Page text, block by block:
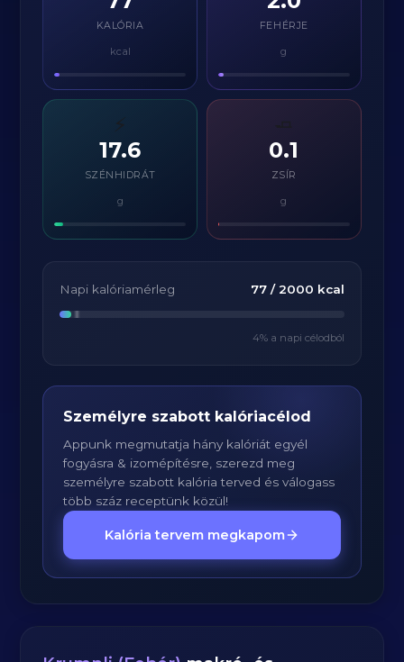
KALÓRIA
kcal
FEHÉRJE
g
⚡
17.6
SZÉNHIDRÁT
g
0.1
ZSÍR
g
Napi kalóriamérleg 77/ 2000 kcal
4% a napi célodból
Személyre szabott kalóriacélod
Appunk megmutatja hány kalóriát egyél
fogyásra & izomépítésre, szerezd meg
személyre szabott kalória terved és válogass
több száz receptünk közül!
Kalória tervem megkapom